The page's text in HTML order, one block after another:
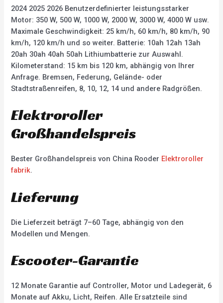
2024 2025 2026 Benutzerdefinierter leistungsstarker
Motor: 350 W, 500 W, 1000 W, 2000 W, 3000 W, 4000 W usw.
Maximale Geschwindigkeit: 25 km/h, 60 km/h, 80 km/h, 90
km/h, 120 km/h und so weiter. Batterie: 10ah 12ah 13ah
20ah 30ah 40ah 50ah Lithiumbatterie zur Auswahl.
Kilometerstand: 15 km bis 120 km, abhängig von Ihrer
Anfrage. Bremsen, Federung, Gelände- oder
Stadtstraßenreifen, 8, 10, 12, 14 und andere Radgrößen.
Elektroroller
Großhandelspreis
Bester Großhandelspreis von China Rooder Elektroroller
fabrik.
Lieferung
Die Lieferzeit beträgt 7–60 Tage, abhängig von den
Modellen und Mengen.
Escooter-Garantie
12 Monate Garantie auf Controller, Motor und Ladegerät, 6
Monate auf Akku, Licht, Reifen. Alle Ersatzteile sind